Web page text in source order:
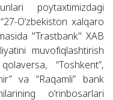
poytaxtimizdagi
O‘zbekiston xalqaro
"Trastbank" XAB
muvofiqlashtirish
“Toshkent”,
va “Raqamli” bank
o‘rinbosarlari